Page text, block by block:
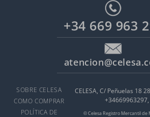
+34 669 963
SOBRE CELESA
COMO COMPRAR
POLÍTICA DE
CELESA, C/ Peñuelas 18
© Celesa Registro Mercantil de